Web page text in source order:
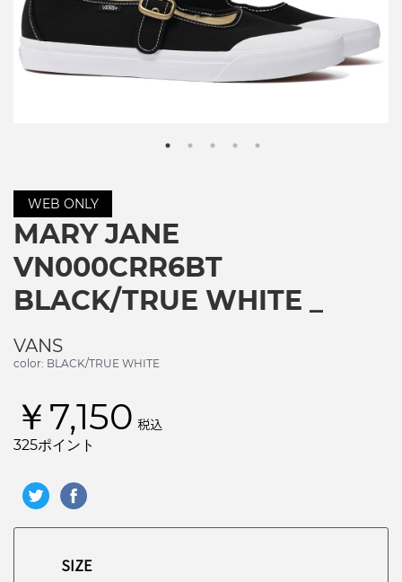
WEB ONLY
MARY JANE
VN000CRR6BT
BLACK/TRUE WHITE _
VANS
color: BLACK/TRUE WHITE
￥7,150 税込
325ポイント